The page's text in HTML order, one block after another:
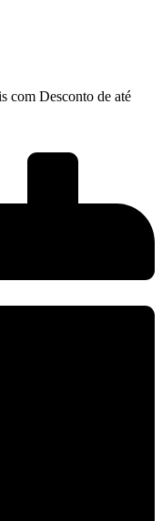
com Desconto de até